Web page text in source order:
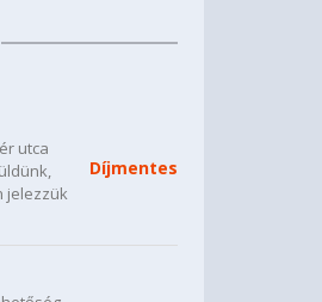
utca
jelezzük
Díjmentes